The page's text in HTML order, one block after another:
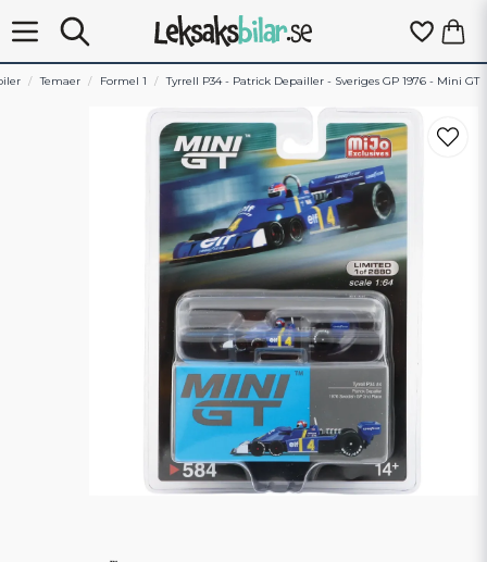
Temaer Formel 1 Tyrrell P34 - Patrick Depailler - Sveriges GP 1976 - Mini GT